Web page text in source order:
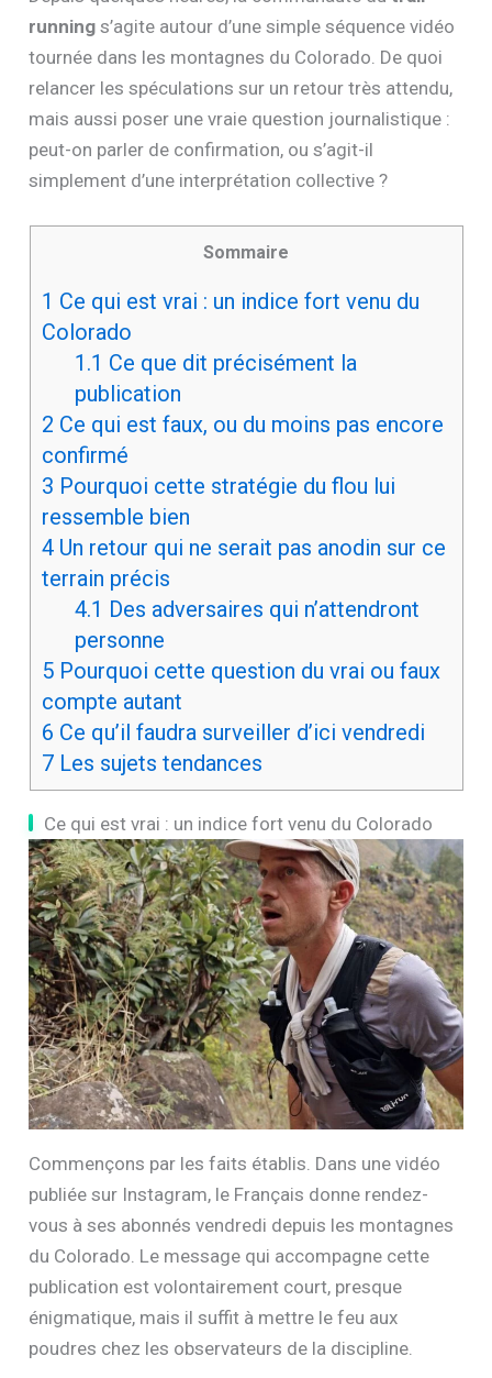
Depuis quelques heures, la communauté du
trail
s’agite autour d’une simple séquence vidéo
tournée dans les montagnes du Colorado. De quoi
relancer les spéculations sur un retour très attendu,
mais aussi poser une vraie question journalistique :
peut-on parler de confirmation, ou s’agit-il
simplement d’une interprétation collective ?
Ce qui est vrai : un indice fort venu du
Colorado
1.1 Ce que dit précisément la
publication
Ce qui est faux, ou du moins pas encore
confirmé
3
Pourquoi cette stratégie du flou lui
ressemble bien
Un retour qui ne serait pas anodin sur ce
terrain précis
4.1 Des adversaires qui n’attendront
personne
5Pourquoi cette question du vrai ou faux
compte autant
6Ce qu’il faudra surveiller d’ici vendredi
7Les sujets tendances
Ce qui est vrai : un indice fort venu du Colorado
Commençons par les faits établis. Dans une vidéo
publiée sur Instagram, le Français donne rendez-
vous à ses abonnés vendredi depuis les montagnes
du Colorado. Le message qui accompagne cette
publication est volontairement court, presque